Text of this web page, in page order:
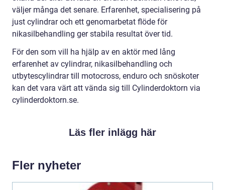
väljer många det senare. Erfarenhet, specialisering på
just cylindrar och ett genomarbetat flöde för
nikasilbehandling ger stabila resultat över tid.
För den som vill ha hjälp av en aktör med lång
erfarenhet av cylindrar, nikasilbehandling och
utbytescylindrar till motocross, enduro och snöskoter
kan det vara värt att vända sig till Cylinderdoktorn via
cylinderdoktorn.se.
Läs fler inlägg här
Fler nyheter